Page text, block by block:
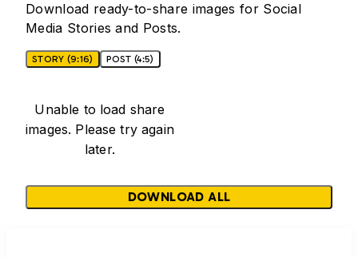
Download ready-to-share images for Social
Media Stories and Posts.
STORY (9:16) POST (4:5)
Unable to load share
images. Please try again
later.
DOWNLOAD ALL